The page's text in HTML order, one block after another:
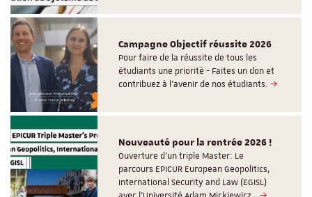
Campagne Objectif réussite 2026
Pour faire de la réussite de tous les
étudiants une priorité - Faites un don et
contribuez à l’avenir de nos étudiants.
Nouveauté pour la rentrée 2026 !
Ouverture d'un triple Master: Le
parcours EPICUR European Geopolitics,
International Security and Law (EGISL)